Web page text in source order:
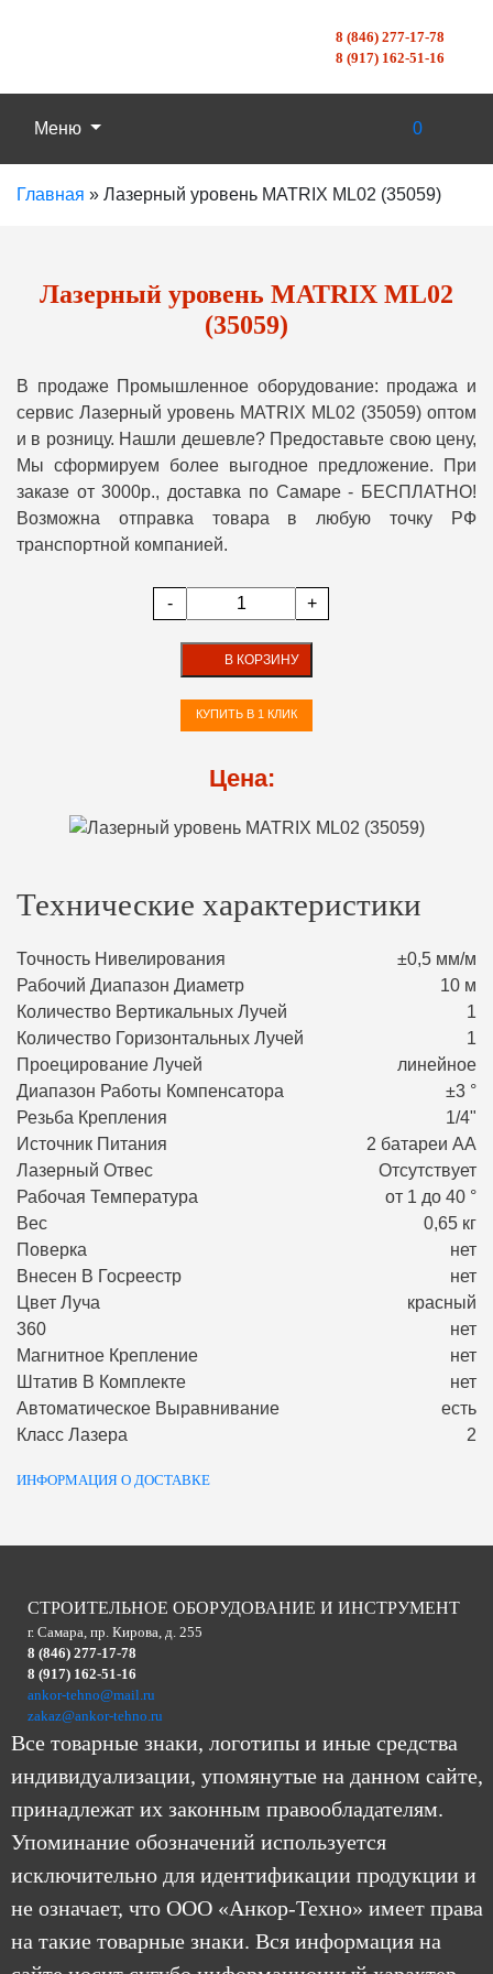
8 (846) 277-17-78
8 (917) 162-51-16
Меню 0
Главная » Лазерный уровень MATRIX ML02 (35059)
Лазерный уровень MATRIX ML02
(35059)
В продаже Промышленное оборудование: продажа и
сервис Лазерный уровень MATRIX ML02 (35059) оптом
и в розницу. Нашли дешевле? Предоставьте свою цену,
Мы сформируем более выгодное предложение. При
заказе от 3000р., доставка по Самаре - БЕСПЛАТНО!
Возможна отправка товара в любую точку РФ
транспортной компанией.
- +
В КОРЗИНУ
КУПИТЬ В 1 КЛИК
Цена:
Технические характеристики
Точность Нивелирования
±0,5 мм/м
Рабочий Диапазон Диаметр
10 м
Количество Вертикальных Лучей
1
Количество Горизонтальных Лучей
1
Проецирование Лучей
линейное
Диапазон Работы Компенсатора
±3 °
Резьба Крепления
1/4"
Источник Питания
2 батареи АА
Лазерный Отвес
Отсутствует
Рабочая Температура
от 1 до 40 °
Вес
0,65 кг
Поверка
нет
Внесен В Госреестр
нет
Цвет Луча
красный
360
нет
Магнитное Крепление
нет
Штатив В Комплекте
нет
Автоматическое Выравнивание
есть
Класс Лазера
2
ИНФОРМАЦИЯ О ДОСТАВКЕ
СТРОИТЕЛЬНОЕ ОБОРУДОВАНИЕ И ИНСТРУМЕНТ
г. Самара, пр. Кирова, д. 255
8 (846) 277-17-78
8 (917) 162-51-16
ankor-tehno@mail.ru
zakaz@ankor-tehno.ru
Все товарные знаки, логотипы и иные средства
индивидуализации, упомянутые на данном сайте,
принадлежат их законным правообладателям.
Упоминание обозначений используется
исключительно для идентификации продукции и
не означает, что ООО «Анкор-Техно» имеет права
на такие товарные знаки. Вся информация на